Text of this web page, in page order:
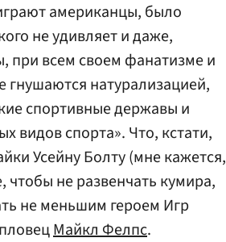
американцы, было
не удивляет и даже,
при всем своем фанатизме и
гнушаются натурализацией,
спортивные державы и
видов спорта». Что, кстати,
Усейну Болту (мне кажется,
чтобы не развенчать кумира,
не меньшим героем Игр
Майкл Фелпс.